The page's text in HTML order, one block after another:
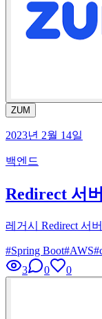
ZUM
2023년 2월 14일
백엔드
Redirect 서
레거시 Redirect 서
#Spring Boot#AWS#
3
0 0